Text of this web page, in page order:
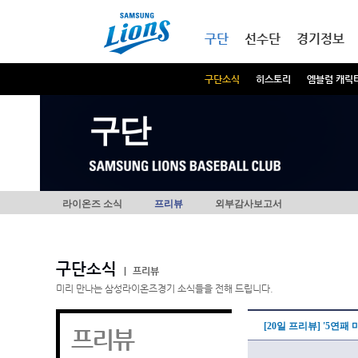
구단
구단소식 히스토리 엠블럼 캐릭
선수단 경기정보
구단
라이온즈 소식 프리뷰 외부감사보고서
구단소식
프리뷰
미리 만나는 삼성라이온즈경기 소식들을 전해 드립니다.
프리뷰 [20일 프리뷰] '5연패